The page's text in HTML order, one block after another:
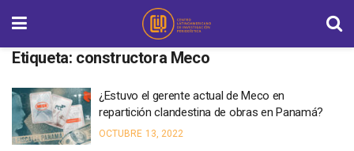
Etiqueta: constructora Meco
¿Estuvo el gerente actual de Meco en
repartición clandestina de obras en Panamá?
OCTUBRE 13, 2022